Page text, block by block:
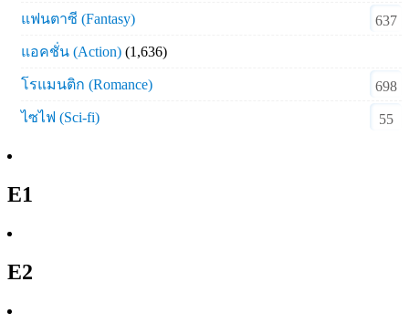
แฟนตาซี (Fantasy)
637
แอคชั่น (Action) (1,636)
โรแมนติก (Romance)
698
ไซไฟ (Sci-fi)
55
E1
E2